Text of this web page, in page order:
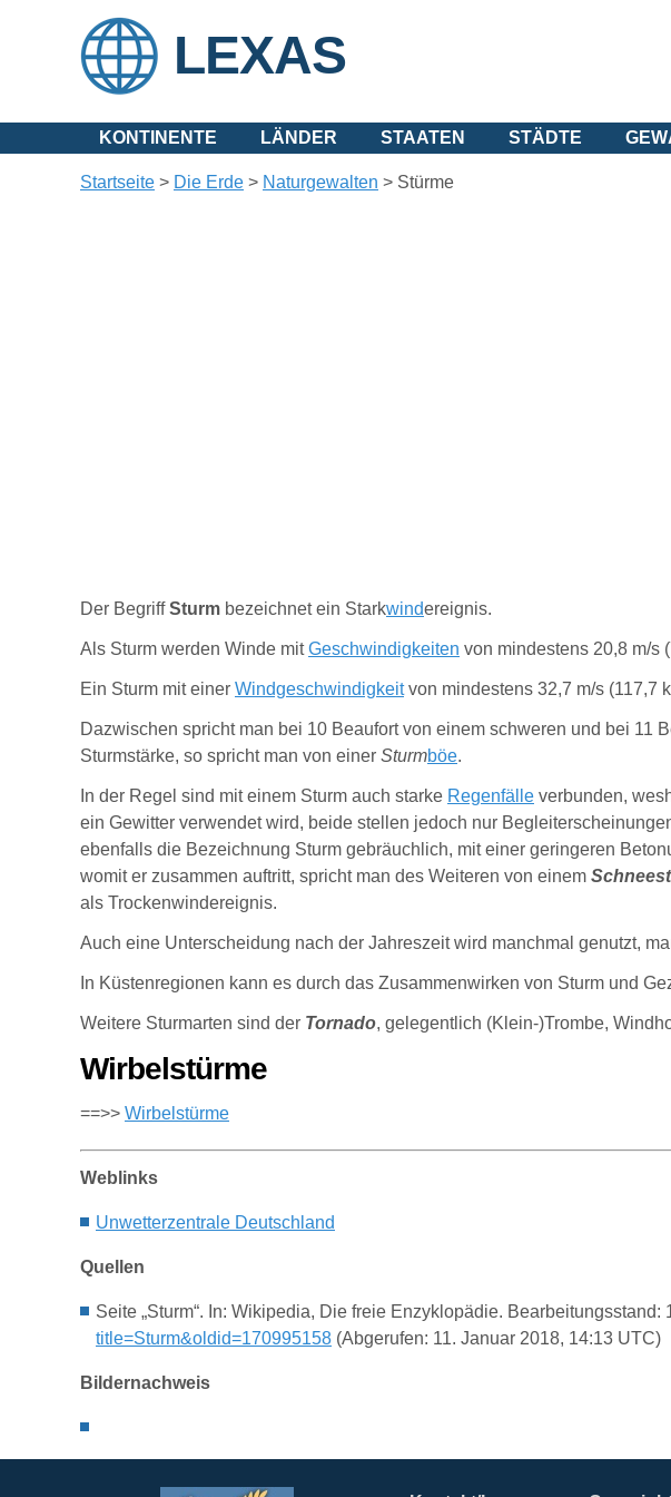
LEXAS
KONTINENTE LÄNDER STAATEN STÄDTE
Startseite > Die Erde > Naturgewalten > Stürme
Der BegriffSturm bezeichnet ein Starkwind­ereignis.
Als Sturm werden Winde mitGeschwindigkeiten von mindestens 20,8 m/s
Ein Sturm mit einer Windgeschwindigkeitvon mindestens 32,7 m/s (117,7
Dazwischen spricht man bei 10 Beaufort von einem schweren und bei 11
Sturmstärke, so spricht man von einer Sturmböe.
In der Regel sind mit einem Sturm auch starke Regenfälle verbunden,
ein Gewitter verwendet wird, beide stellen jedoch nur
ebenfalls die Bezeichnung Sturm gebräuchlich, mit einer geringeren
womit er zusammen auftritt, spricht man des Weiteren von einem
als Trockenwindereignis.
Auch eine Unterscheidung nach der Jahreszeit wird manchmal genutzt,
In Küstenregionen kann es durch das Zusammenwirken von Sturm und
Weitere Sturmarten sind der Tornado, gelegentlich (Klein-)Trombe,
Wirbelstürme
==>> Wirbelstürme
Weblinks
Unwetterzentrale Deutschland
Quellen
Seite „Sturm“. In: Wikipedia, Die freie Enzyklopädie.
title=Sturm&oldid=170995158 (Abgerufen: 11. Januar 2018, 14:13 UTC)
Bildernachweis